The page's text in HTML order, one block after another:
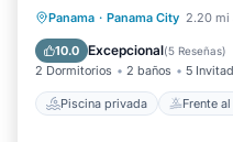
Panama · Panama City 2.20 mi
10.0 Excepcional(5 Reseñas)
2 Dormitorios 2 baños 5
Piscina privada Frente
Piscina privada
Aparcamiento